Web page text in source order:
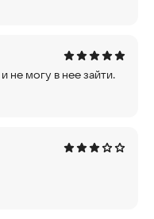
не могу в нее зайти.